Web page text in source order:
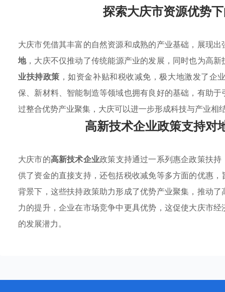
探索大庆市资源优势
大庆市凭借其丰富的自然资源和成熟的产业基础，展现
地，大庆不仅推动了传统能源产业的发展，同时也为高
业扶持政策 ，如资金补贴和税收减免，极大地激发了企
保、新材料、智能制造等领域也拥有良好的基础，有助
过整合优势产业聚集，大庆可以进一步形成科技与产业
高新技术企业政策支持对
大庆市的高新技术企业政策支持通过一系列惠企政策扶
供了资金的直接支持，还包括税收减免等多方面的优惠，
背景下，这些扶持政策助力形成了优势产业聚集，推动
力的提升，企业在市场竞争中更具优势，这促使大庆市
的发展潜力。